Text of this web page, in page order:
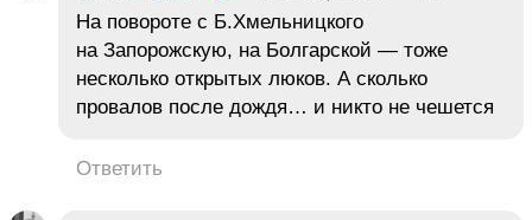
На повороте с Б.Хмельницкого
на Запорожскую, на Болгарской — тоже
несколько открытых люков. А сколько
провалов после дождя… и никто не чешется
Ответить